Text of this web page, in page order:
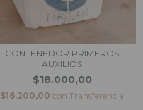
CONTENEDOR PRIMEROS
AUXILIOS
$18.000,00
$16.200,00 con Transferencia